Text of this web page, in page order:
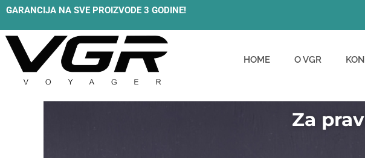
Skip
content
GARANCIJA NA SVE PROIZVODE 3 GODINE!
HOME O VGR
Za